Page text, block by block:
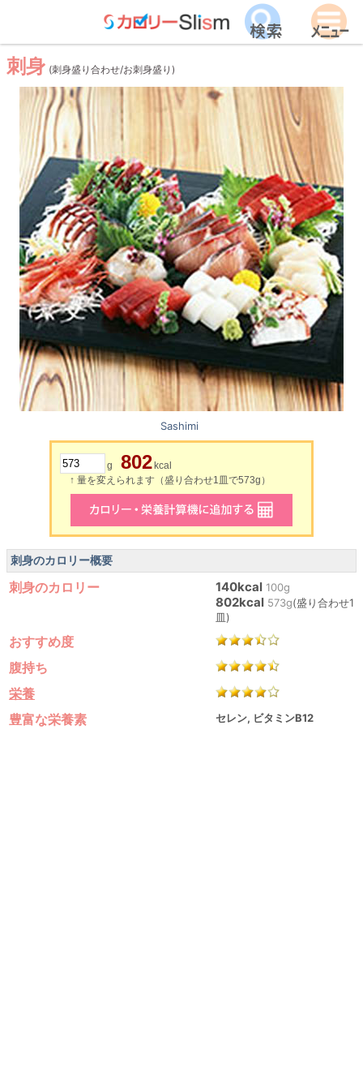
刺身 (刺身盛り合わせ/お刺身盛り)
Sashimi
g 802 kcal
↑ 量を変えられます（盛り合わせ1皿で573g）
刺身のカロリー概要
刺身のカロリー 140kcal 100g
802kcal 573g(盛り合わせ1
皿)
おすすめ度
腹持ち
栄養
豊富な栄養素
セレン, ビタミンB12